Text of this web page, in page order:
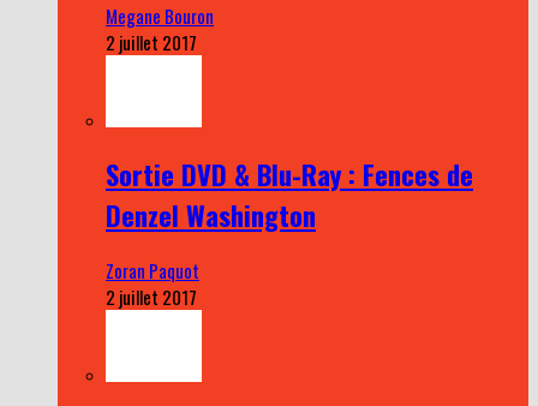
Megane Bouron
2 juillet 2017
Sortie DVD & Blu-Ray : Fences de
Denzel Washington
Zoran Paquot
2 juillet 2017